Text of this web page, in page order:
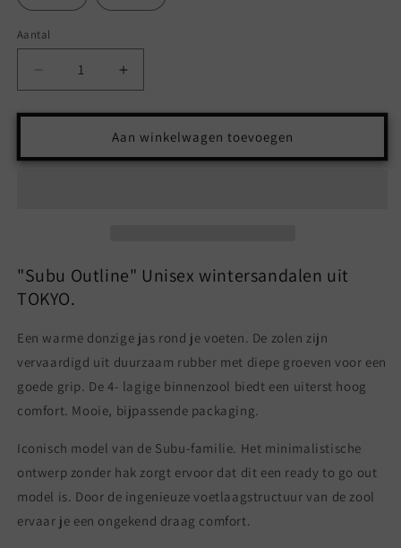
Aantal
Aantal
Aantal
verlagen
voor
OUTLINE
Aantal
verhogen
voor
SUBU
OUTLINE
Aan winkelwagen toevoegen
"Subu Outline" Unisex wintersandalen uit
TOKYO.
Een warme donzige jas rond je voeten. De zolen zijn
vervaardigd uit duurzaam rubber met diepe groeven voor een
goede grip. De 4- lagige binnenzool biedt een uiterst hoog
comfort. Mooie, bijpassende packaging.
Iconisch model van de Subu-familie. Het minimalistische
ontwerp zonder hak zorgt ervoor dat dit een ready to go out
model is. Door de ingenieuze voetlaagstructuur van de zool
ervaar je een ongekend draag comfort.